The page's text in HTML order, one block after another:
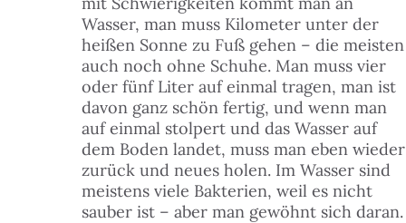
Wasser, man muss Kilometer unter der
heißen Sonne zu Fuß gehen – die meisten
auch noch ohne Schuhe. Man muss vier
oder fünf Liter auf einmal tragen, man ist
davon ganz schön fertig, und wenn man
auf einmal stolpert und das Wasser auf
dem Boden landet, muss man eben wieder
zurück und neues holen. Im Wasser sind
meistens viele Bakterien, weil es nicht
sauber ist – aber man gewöhnt sich daran.